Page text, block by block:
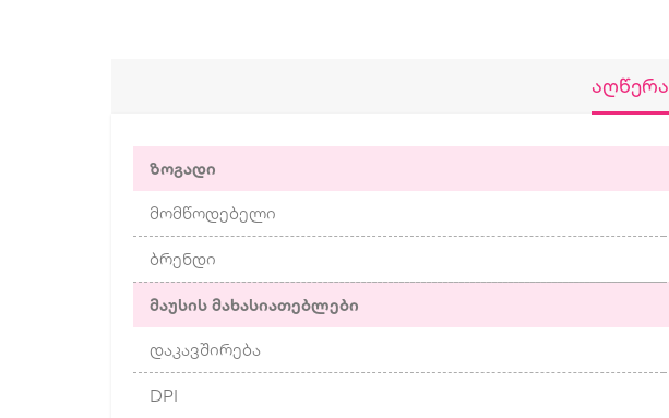
Აღწერა
ზოგადი
მომწოდებელი
ბრენდი
მაუსის მახასიათებლები
დაკავშირება
DPI